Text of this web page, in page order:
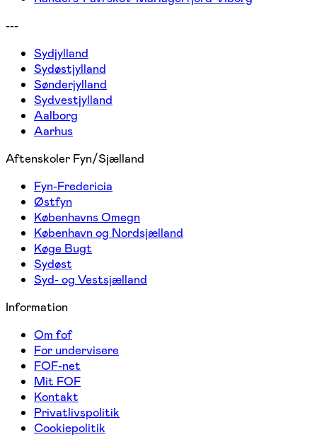
---
Sydjylland
Sydøstjylland
Sønderjylland
Sydvestjylland
Aalborg
Aarhus
Aftenskoler Fyn/Sjælland
Fyn-Fredericia
Østfyn
Københavns Omegn
København og Nordsjælland
Køge Bugt
Sydøst
Syd- og Vestsjælland
Information
Om fof
For undervisere
FOF-net
Mit FOF
Kontakt
Privatlivspolitik
Cookiepolitik